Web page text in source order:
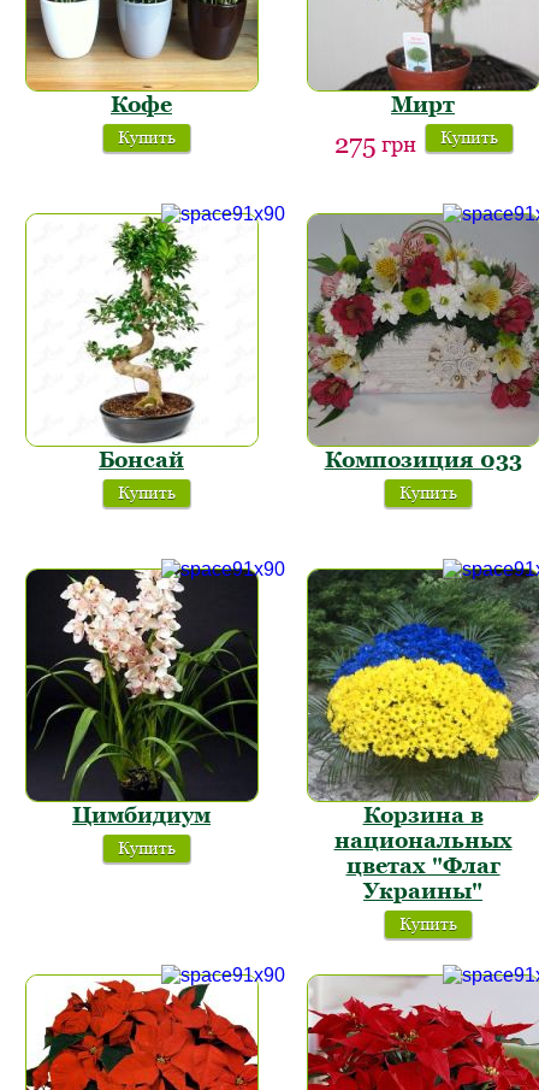
Кофе
Купить
Мирт
275 грн Купить
Бонсай
Купить
Композиция 033
Купить
Цимбидиум
Купить
Корзина в
национальных
цветах "Флаг
Украины"
Купить